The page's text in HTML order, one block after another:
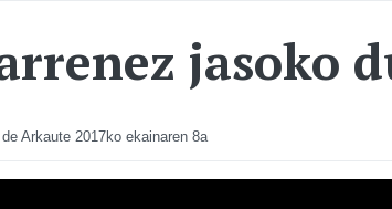
jasoko
Arkaute 2017ko ekainaren 8a